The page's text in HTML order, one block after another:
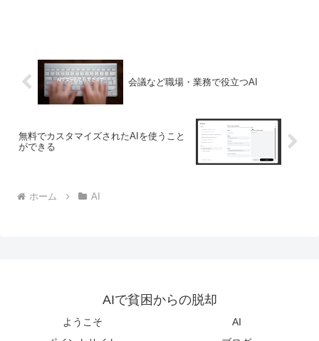
会議など職場・業務で役立つAI
無料でカスタマイズされたAIを使うこと
ができる
ホーム AI
AIで貧困からの脱却
ようこそ
AI